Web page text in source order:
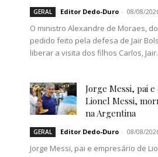
GERAL Editor Dedo-Duro - 08/08/
O ministro Alexandre de Moraes,
pedido feito pela defesa de Jair
liberar a visita dos filhos Carlos,
Jorge Messi, pai
Lionel Messi,
na Argentina
GERAL Editor Dedo-Duro - 08/08/
Jorge Messi, pai e empresário de